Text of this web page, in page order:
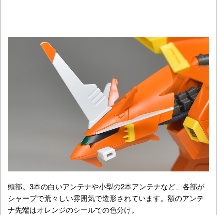
頭部。3本の白いアンテナや小型の2本アンテナなど、各部が
シャープで荒々しい雰囲気で造形されています。額のアンテ
ナ先端はオレンジのシールでの色分け。